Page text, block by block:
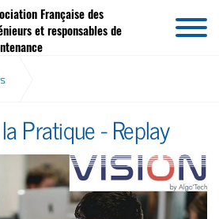
Aller au contenu
Française des
et responsables de
- Replay
Pratique - Replay